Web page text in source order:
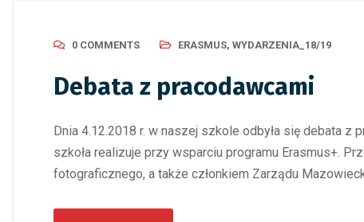
0 COMMENTS ERASMUS, WYDARZENIA_18/19
Debata z pracodawcami
Dnia 4.12.2018 r. w naszej szkole odbyła się debata z
szkoła realizuje przy wsparciu programu Erasmus+.
fotograficznego, a także członkiem Zarządu